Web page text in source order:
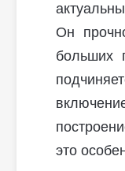
Он
больших
это